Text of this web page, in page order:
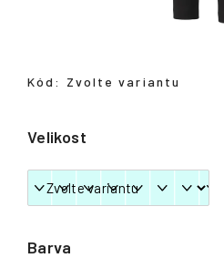
Barva
Velikost
Kód: Zvolte variantu